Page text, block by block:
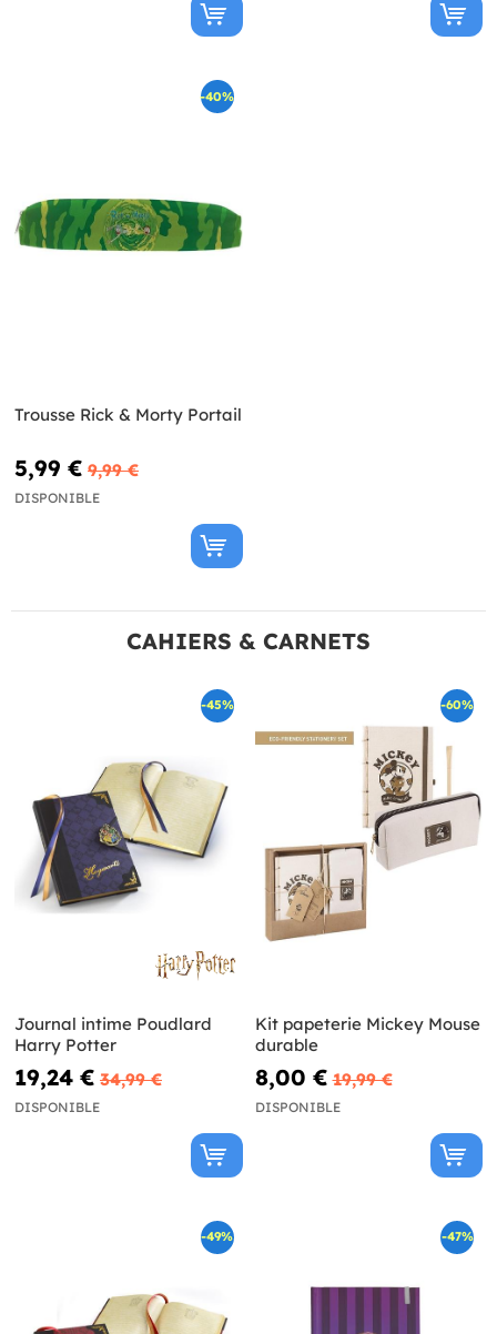
-40%
Trousse Rick & Morty Portail
5,99 € 9,99 €
DISPONIBLE
CAHIERS & CARNETS
-45%
Journal intime Poudlard
Harry Potter
19,24 € 34,99 €
DISPONIBLE
-60%
Kit papeterie Mickey Mouse
durable
8,00 € 19,99 €
DISPONIBLE
-49% -47%